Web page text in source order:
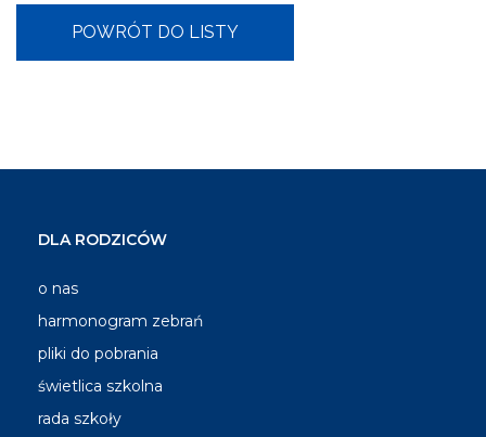
DLA RODZICÓW
o nas
harmonogram zebrań
pliki do pobrania
świetlica szkolna
rada szkoły